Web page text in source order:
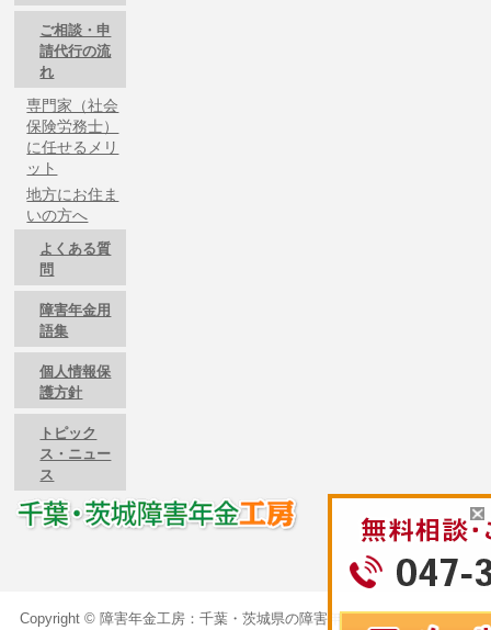
ご相談・申
請代行の流
れ
専門家（社会
保険労務士）
に任せるメリ
ット
地方にお住ま
いの方へ
よくある質
問
障害年金用
語集
個人情報保
護方針
トピック
ス・ニュー
ス
Copyright © 障害年金工房：千葉・茨城県の障害年金のご相談は障害年